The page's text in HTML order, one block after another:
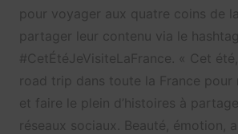
pour voyager aux quatre coins de
partager leur contenu via le hashtag
#CetÉtéJeVisiteLaFrance. « Cet
road trip dans toute la France pour
et faire le plein d’histoires à
réseaux sociaux. Beauté, émotion,